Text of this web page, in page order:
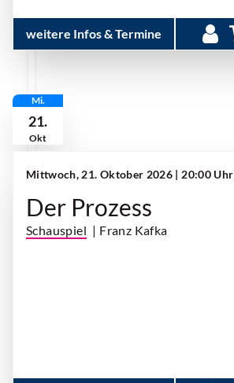
weitere Infos & Termine
Mi.
21.
Okt
Mittwoch, 21. Oktober 2026 | 20:00 Uhr
Der Prozess
Schauspiel | Franz Kafka